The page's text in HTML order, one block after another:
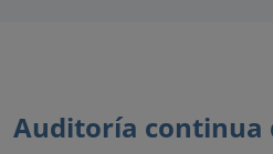
Auditoría continua